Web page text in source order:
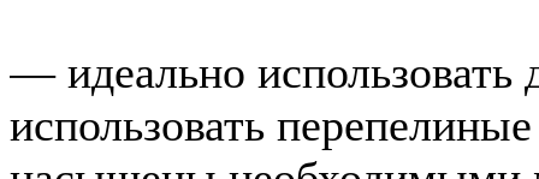
— идеально использовать
использовать